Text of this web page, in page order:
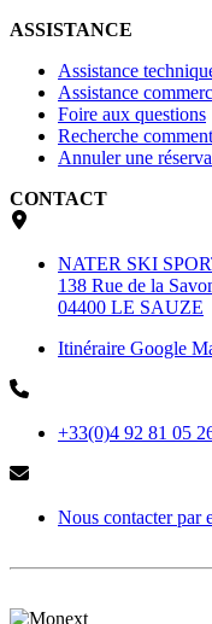
ASSISTANCE
Assistance
Assistance
Foire aux questions
Recherche
Annuler une
CONTACT
NATER SKI
138 Rue de la
04400 LE SAUZE
Itinéraire Google
+33(0)4 92 81 05
Nous contacter par